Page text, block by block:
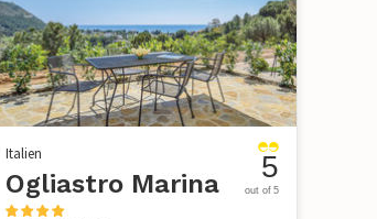
Italien
Ogliastro Marina 5
out of 5